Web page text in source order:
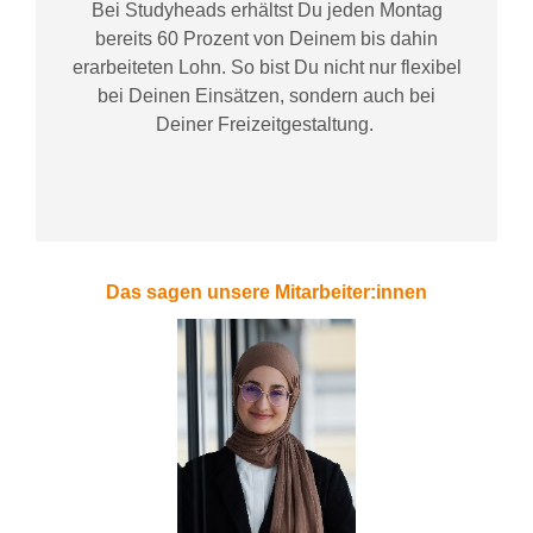
Bei Studyheadserhältst Du jeden Montag
bereits 60 Prozent von Deinem bis dahin
erarbeiteten Lohn. So bist Du nicht nur flexibel
bei Deinen Einsätzen, sondern auch bei
DeinerFreizeitgestaltung.
Das sagen unsere Mitarbeiter:innen